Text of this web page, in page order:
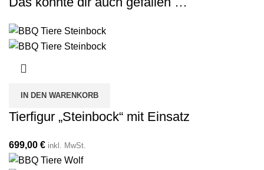
IN DEN WARENKORB
Tierfigur „Steinbock“ mit Einsatz
699,00 € inkl. MwSt.